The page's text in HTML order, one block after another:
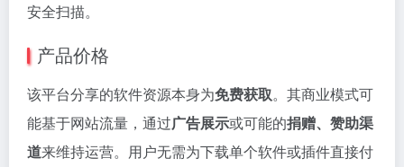
安全扫描。
产品价格
该平台分享的软件资源本身为免费获取。其商业模式可
能基于网站流量，通过广告展示或可能的捐赠、赞助渠
道来维持运营。用户无需为下载单个软件或插件直接付